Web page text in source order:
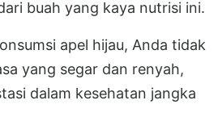
buah yang kaya nutrisi ini.
apel hijau, Anda tidak
yang segar dan renyah,
dalam kesehatan jangka